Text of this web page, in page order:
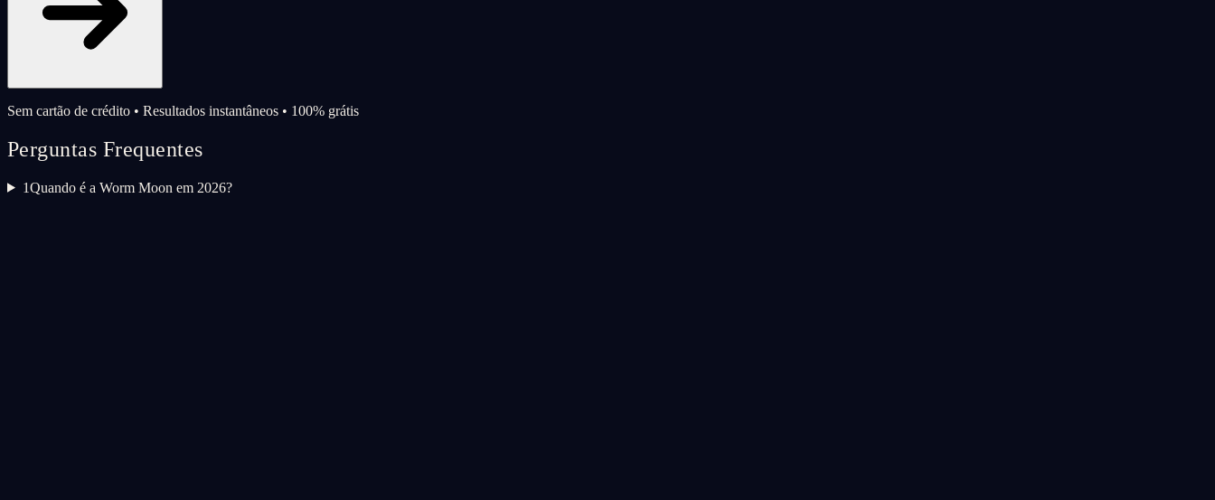
Sem cartão de crédito • Resultados instantâneos • 100% grátis
Perguntas Frequentes
1Quando é a Worm Moon em 2026?